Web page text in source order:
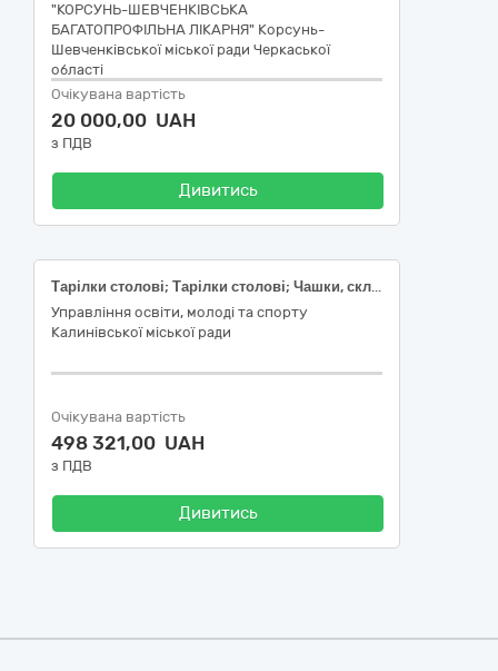
"КОРСУНЬ-ШЕВЧЕНКІВСЬКА
БАГАТОПРОФІЛЬНА ЛІКАРНЯ" Корсунь-
Шевченківської міської ради Черкаської
області
Очікувана вартість
20 000,00 UAH
з ПДВ
Дивитись
Тарілки столові; Тарілки столові; Чашки, склянки; Столові прибори; Столові прибори
Управління освіти, молоді та спорту
Калинівської міської ради
Очікувана вартість
498 321,00 UAH
з ПДВ
Дивитись